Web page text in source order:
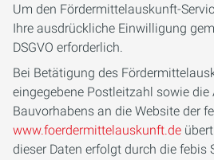
Um den Fördermittelauskunft-
Ihre ausdrückliche Einwilligung
DSGVO erforderlich.
Bei Betätigung des
eingegebene Postleitzahl sowie die
Bauvorhabens an die Website der
www.foerdermittelauskunft.de
dieser Daten erfolgt durch die febis